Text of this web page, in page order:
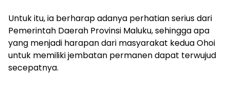
Untuk itu, ia berharap adanya perhatian serius dari
Pemerintah Daerah Provinsi Maluku, sehingga apa
yang menjadi harapan dari masyarakat kedua Ohoi
untuk memiliki jembatan permanen dapat terwujud
secepatnya.